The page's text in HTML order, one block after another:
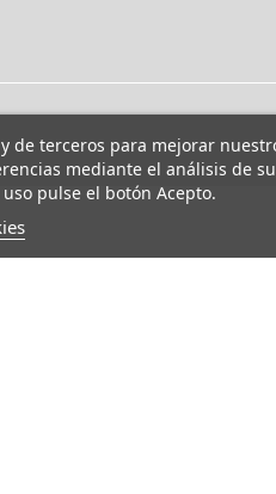
de terceros para mejorar
mediante el análisis de
pulse el botón Acepto.